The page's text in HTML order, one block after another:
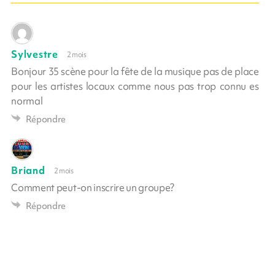
Sylvestre 2 mois
Bonjour 35 scène pour la fête de la musique pas de place
pour les artistes locaux comme nous pas trop connu es
normal
Répondre
Briand 2 mois
Comment peut-on inscrire un groupe?
Répondre